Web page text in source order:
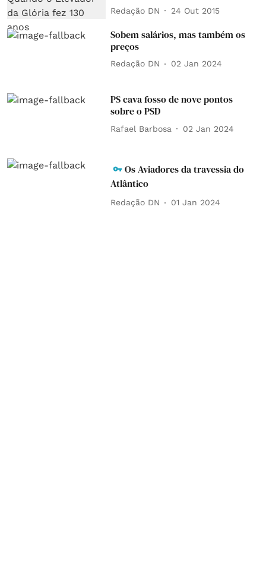
Redação DN 24 Out 2015
Sobem salários, mas também os
preços
Redação DN 02 Jan 2024
PS cava fosso de nove pontos
sobre o PSD
Rafael Barbosa 02 Jan 2024
Os Aviadores da travessia do
Atlântico
Redação DN 01 Jan 2024